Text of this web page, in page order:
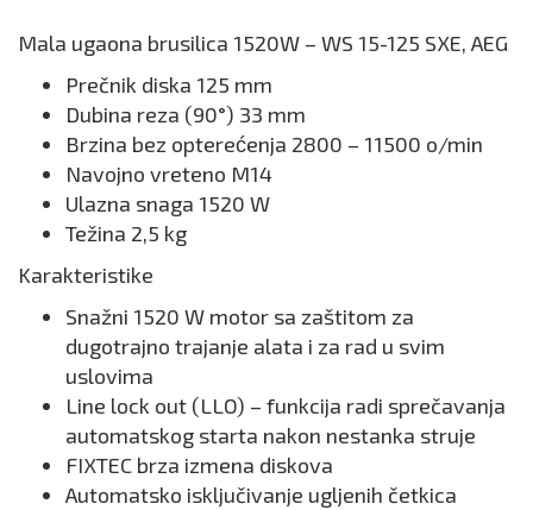
Mala ugaona brusilica 1520W – WS 15-125 SXE, AEG
Prečnik diska 125 mm
Dubina reza (90°) 33 mm
Brzina bez opterećenja 2800 – 11500 o/min
Navojno vreteno M14
Ulazna snaga 1520 W
Težina 2,5 kg
Karakteristike
Snažni 1520 W motor sa zaštitom za
dugotrajno trajanje alata i za rad u svim
uslovima
Line lock out (LLO) – funkcija radi sprečavanja
automatskog starta nakon nestanka struje
FIXTEC brza izmena diskova
Automatsko isključivanje ugljenih četkica